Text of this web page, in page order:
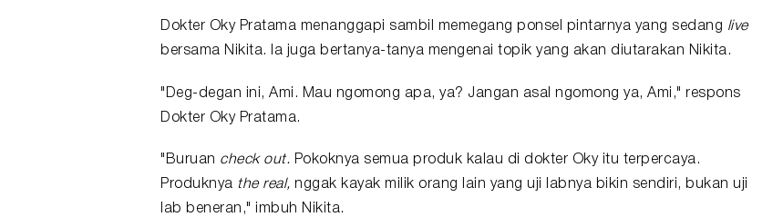
Dokter Oky Pratama menanggapi sambil memegang ponsel pintarnya yang sedang live
bersama Nikita. Ia juga bertanya-tanya mengenai topik yang akan diutarakan Nikita.
"Deg-degan ini, Ami. Mau ngomong apa, ya? Jangan asal ngomong ya, Ami," respons
Dokter Oky Pratama.
"Buruan check out. Pokoknya semua produk kalau di dokter Oky itu terpercaya.
Produknya the real, nggak kayak milik orang lain yang uji labnya bikin sendiri, bukan uji
lab beneran," imbuh Nikita.